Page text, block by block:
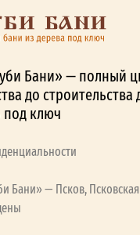
Бани» — полный
до
ключ
Бани» — Псков,